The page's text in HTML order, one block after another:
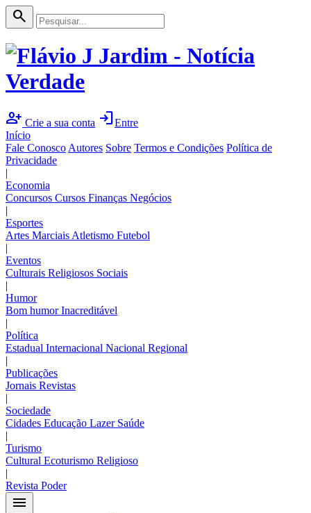
search
person_add Crie a sua conta loginEntre
Início
Fale Conosco Autores Sobre Termos e Condições Política de
Privacidade
|
Economia
Concursos Cursos Finanças Negócios
|
Esportes
Artes Marciais Atletismo Futebol
|
Eventos
Culturais Religiosos Sociais
|
Humor
Bom humorInacreditável
|
Política
Estadual Internacional Nacional Regional
|
Publicações
Jornais Revistas
|
Sociedade
Cidades Educação Lazer Saúde
|
Turismo
Cultural Ecoturismo Religioso
|
Revista Poder
menu